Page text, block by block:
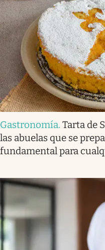
Gastronomía. Tarta de
las abuelas que se
fundamental para